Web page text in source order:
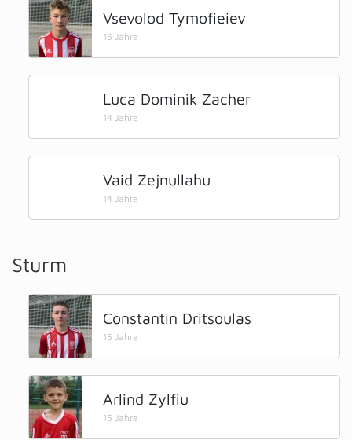
Vsevolod Tymofieiev
16 Jahre
Luca Dominik Zacher
14 Jahre
Vaid Zejnullahu
14 Jahre
Sturm
Constantin Dritsoulas
15 Jahre
Arlind Zylfiu
15 Jahre